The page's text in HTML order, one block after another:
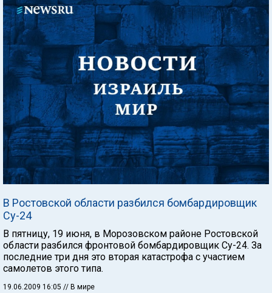
В Ростовской области разбился бомбардировщик
Су-24
В пятницу, 19 июня, в Морозовском районе Ростовской
области разбился фронтовой бомбардировщик Су-24. За
последние три дня это вторая катастрофа с участием
самолетов этого типа.
19.06.2009 16:05 // В мире